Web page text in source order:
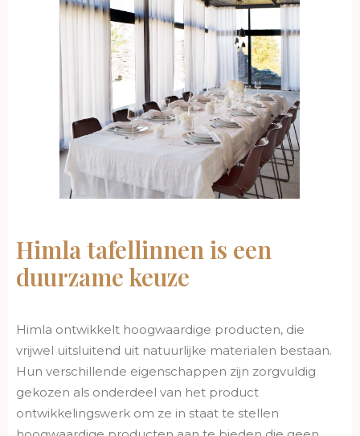
Himla tafellinnen is een
duurzame keuze
Himla ontwikkelt hoogwaardige producten, die
vrijwel uitsluitend uit natuurlijke materialen bestaan.
Hun verschillende eigenschappen zijn zorgvuldig
gekozen als onderdeel van het product
ontwikkelingswerk om ze in staat te stellen